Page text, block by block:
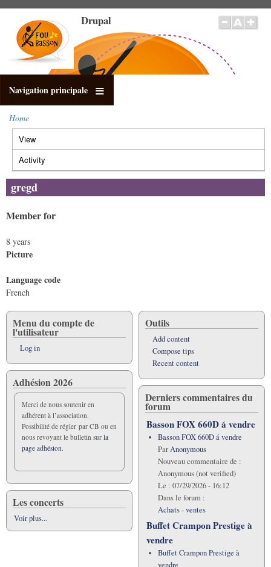
main
content
Drupal
Navigation principale
Breadcrumb
Home
Primary
tabs
View
tab)
Activity
gregd
Member for
8 years
Picture
Language code
French
Menu du compte de
l'utilisateur
Log in
Adhésion 2026
Merci de nous soutenir en
adhérent à l’association.
Possibilité de régler par CB ou en
nous revoyant le bulletin sur la
page adhésion.
Les concerts
Voir plus...
Outils
Add content
Compose tips
Recent content
Derniers commentaires du
forum
Basson FOX 660D á vendre
Basson FOX 660D á vendre
ParAnonymous
Nouveau commentaire de :
Anonymous (not verified)
Le : 07/29/2026 - 16:12
Dans le forum :
Achats - ventes
Buffet Crampon Prestige à
vendre
Buffet Crampon Prestige à
vendre